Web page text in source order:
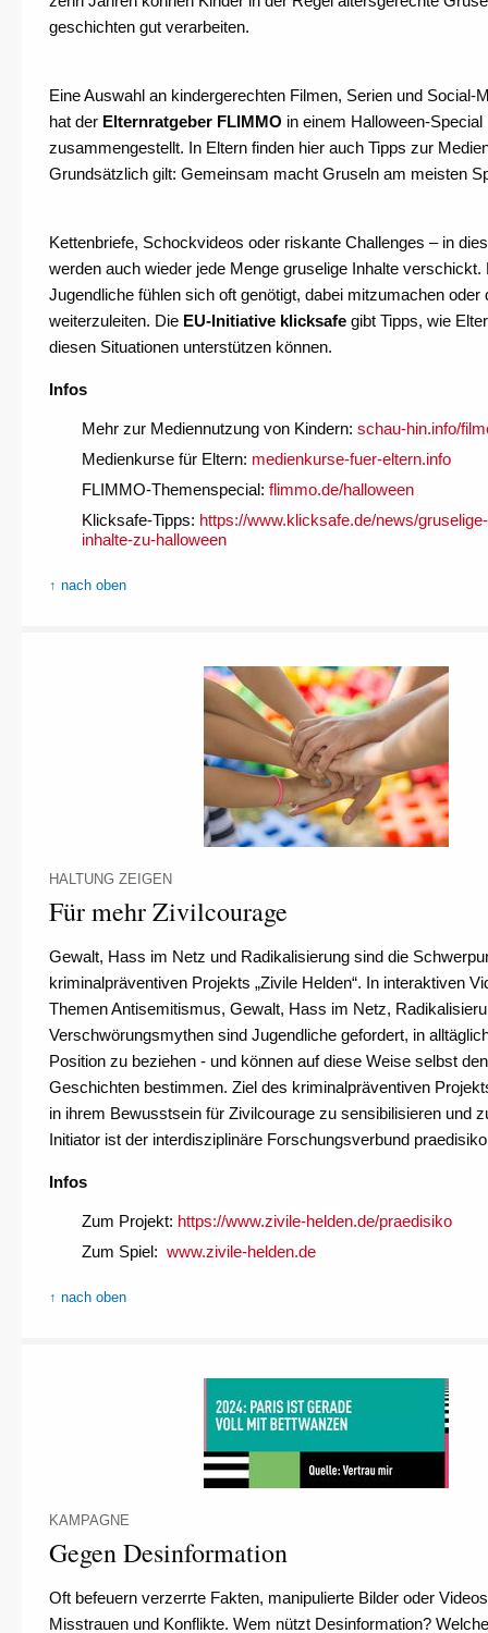
geschichten gut verarbeiten.
Eine Auswahl an kindergerechten Filmen, Serien und Social-
hat der Elternratgeber FLIMMO in einem Halloween-Special
zusammengestellt. In Eltern finden hier auch Tipps zur
Grundsätzlich gilt: Gemeinsam macht Gruseln am meisten
Kettenbriefe, Schockvideos oder riskante Challenges – in
werden auch wieder jede Menge gruselige Inhalte verschickt.
Jugendliche fühlen sich oft genötigt, dabei mitzumachen oder
weiterzuleiten. Die EU-Initiative klicksafe gibt Tipps, wie
diesen Situationen unterstützen können.
Infos
Mehr zur Mediennutzung von Kindern: schau-hin.info/
Medienkurse für Eltern: medienkurse-fuer-eltern.info
FLIMMO-Themenspecial: flimmo.de/halloween
Klicksafe-Tipps: https://www.klicksafe.de/news/
inhalte-zu-halloween
↑ nach oben
HALTUNG ZEIGEN
Für mehr Zivilcourage
Gewalt, Hass im Netz und Radikalisierung sind die
kriminalpräventiven Projekts „Zivile Helden“. In interaktiven
Themen Antisemitismus, Gewalt, Hass im Netz,
Verschwörungsmythen sind Jugendliche gefordert, in
Position zu beziehen - und können auf diese Weise selbst
Geschichten bestimmen. Ziel des kriminalpräventiven
in ihrem Bewusstsein für Zivilcourage zu sensibilisieren und
Initiator ist der interdisziplinäre Forschungsverbund
Infos
Zum Projekt: https://www.zivile-helden.de/praedisiko
Zum Spiel: www.zivile-helden.de
↑ nach oben
KAMPAGNE
Gegen Desinformation
Oft befeuern verzerrte Fakten, manipulierte Bilder oder
Misstrauen und Konflikte. Wem nützt Desinformation?